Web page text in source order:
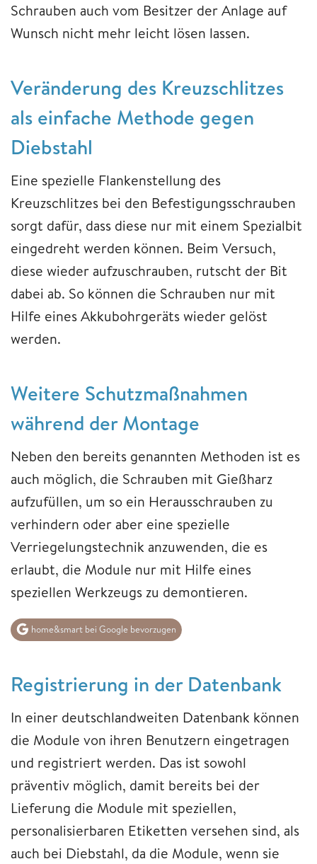
Schrauben auch vom Besitzer der Anlage auf
Wunsch nicht mehr leicht lösen lassen.
Veränderung des Kreuzschlitzes
als einfache Methode gegen
Diebstahl
Eine spezielle Flankenstellung des
Kreuzschlitzes bei den Befestigungsschrauben
sorgt dafür, dass diese nur mit einem Spezialbit
eingedreht werden können. Beim Versuch,
diese wieder aufzuschrauben, rutscht der Bit
dabei ab. So können die Schrauben nur mit
Hilfe eines Akkubohrgeräts wieder gelöst
werden.
Weitere Schutzmaßnahmen
während der Montage
Neben den bereits genannten Methoden ist es
auch möglich, die Schrauben mit Gießharz
aufzufüllen, um so ein Herausschrauben zu
verhindern oder aber eine spezielle
Verriegelungstechnik anzuwenden, die es
erlaubt, die Module nur mit Hilfe eines
speziellen Werkzeugs zu demontieren.
home&smart bei Google bevorzugen
Registrierung in der Datenbank
In einer deutschlandweiten Datenbank können
die Module von ihren Benutzern eingetragen
und registriert werden. Das ist sowohl
präventiv möglich, damit bereits bei der
Lieferung die Module mit speziellen,
personalisierbaren Etiketten versehen sind, als
auch bei Diebstahl, da die Module, wenn sie